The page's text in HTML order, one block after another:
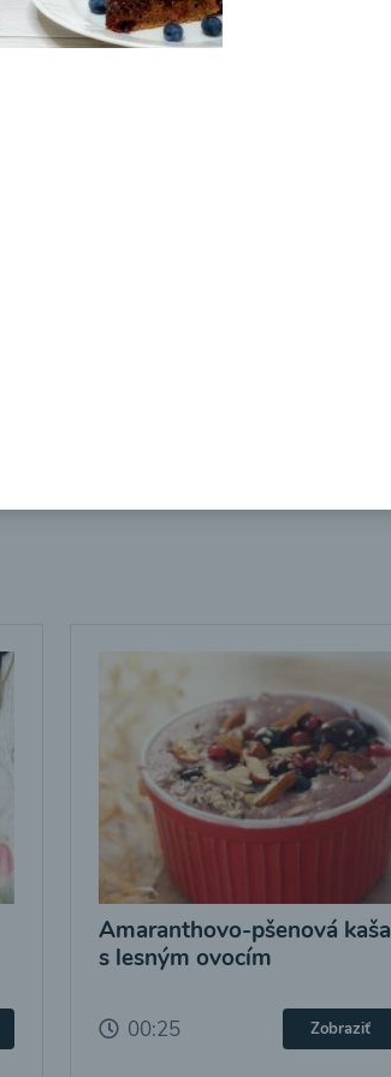
Amaranthovo-pšenová kaša
s lesným ovocím
00:25 Zobraziť
a súhlasím s nimi.